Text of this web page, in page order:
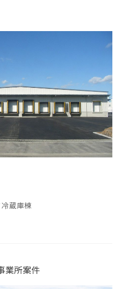
蔵庫棟
業所案件